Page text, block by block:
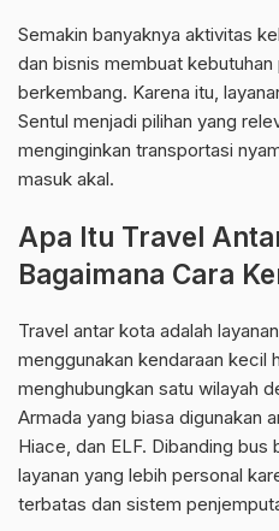
Semakin banyaknya aktivitas
dan bisnis membuat
berkembang. Karena itu,
Sentul menjadi pilihan yang
menginginkan transportasi
masuk akal.
Apa Itu Travel
Bagaimana Cara
Travel antar kota adalah
menggunakan kendaraan kecil
menghubungkan satu wilayah
Armada yang biasa digunakan
Hiace, dan ELF. Dibanding
layanan yang lebih personal
terbatas dan sistem